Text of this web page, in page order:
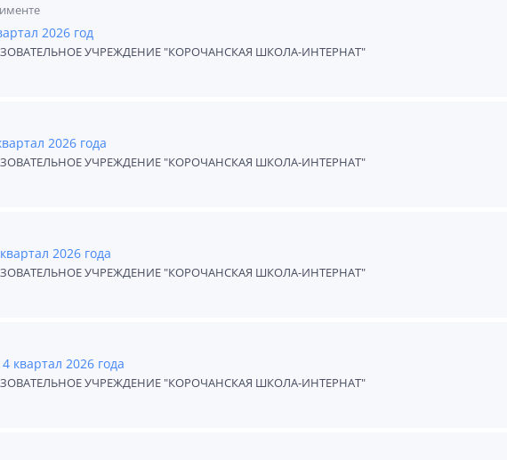
2026 год
УЧРЕЖДЕНИЕ "КОРОЧАНСКАЯ ШКОЛА-ИНТЕРНАТ"
2026 года
УЧРЕЖДЕНИЕ "КОРОЧАНСКАЯ ШКОЛА-ИНТЕРНАТ"
2026 года
УЧРЕЖДЕНИЕ "КОРОЧАНСКАЯ ШКОЛА-ИНТЕРНАТ"
квартал 2026 года
УЧРЕЖДЕНИЕ "КОРОЧАНСКАЯ ШКОЛА-ИНТЕРНАТ"